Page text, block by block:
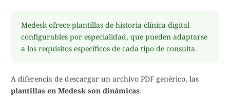
Medesk ofrece plantillas de historia clínica digital
configurables por especialidad, que pueden adaptarse
a los requisitos específicos de cada tipo de consulta.
A diferencia de descargar un archivo PDF genérico, las
plantillas en Medesk son dinámicas: